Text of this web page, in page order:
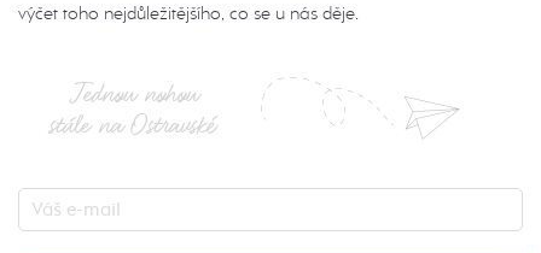
výčet toho nejdůležitějšího, co se u nás děje.
Jednou nohou
stále na Ostravské